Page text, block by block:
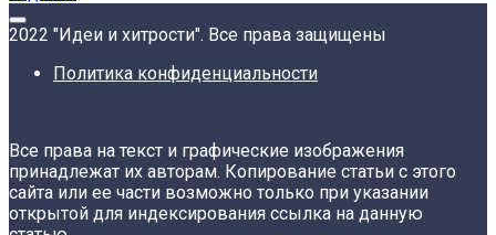
2022 "Идеи и хитрости". Все права защищены
Политика конфиденциальности
Все права на текст и графические изображения
принадлежат их авторам. Копирование статьи с этого
сайта или ее части возможно только при указании
открытой для индексирования ссылка на данную